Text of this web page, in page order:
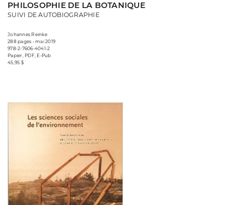
PHILOSOPHIE DE LA BOTANIQUE
SUIVI DE AUTOBIOGRAPHIE
Johannes Reinke
288 pages • mai 2019
978-2-7606-4041-2
Papier, PDF, E-Pub
45,95 $